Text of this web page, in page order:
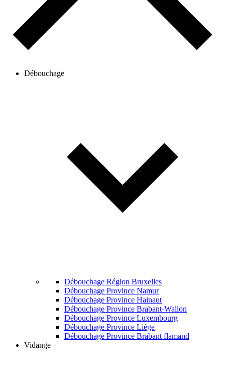
Débouchage
Débouchage Région Bruxelles
Débouchage Province Namur
Débouchage Province Hainaut
Débouchage Province Brabant-Wallon
Débouchage Province Luxembourg
Débouchage Province Liège
Débouchage Province Brabant flamand
Vidange